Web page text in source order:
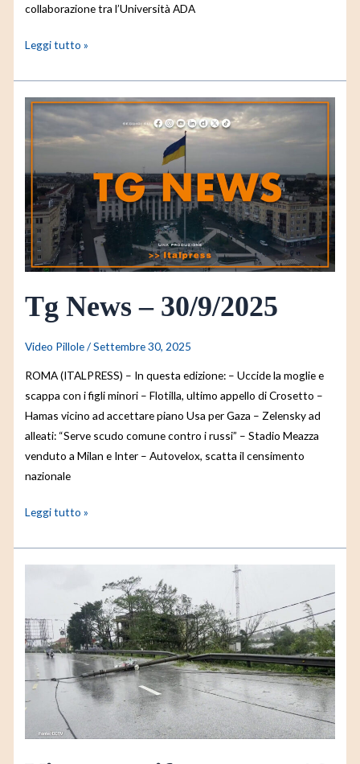
collaborazione tra l’Università ADA
Leggi tutto »
Tg News – 30/9/2025
Video Pillole/Settembre 30, 2025
ROMA (ITALPRESS) – In questa edizione: – Uccide la moglie e
scappa con i figli minori – Flotilla, ultimo appello di Crosetto –
Hamas vicino ad accettare piano Usa per Gaza – Zelensky ad
alleati: “Serve scudo comune contro i russi” – Stadio Meazza
venduto a Milan e Inter – Autovelox, scatta il censimento
nazionale
Tg
–
Leggi tutto »
16
morti.
Ventuno
dispersi